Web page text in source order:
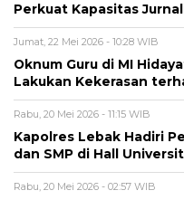
Perkuat Kapasitas
Jumat, 22 Mei 2026 - 10:28 WIB
Oknum Guru di MI
Lakukan Kekerasan
Rabu, 20 Mei 2026 - 11:15 WIB
Kapolres Lebak Hadiri
dan SMP di Hall
Rabu, 20 Mei 2026 - 02:57 WIB